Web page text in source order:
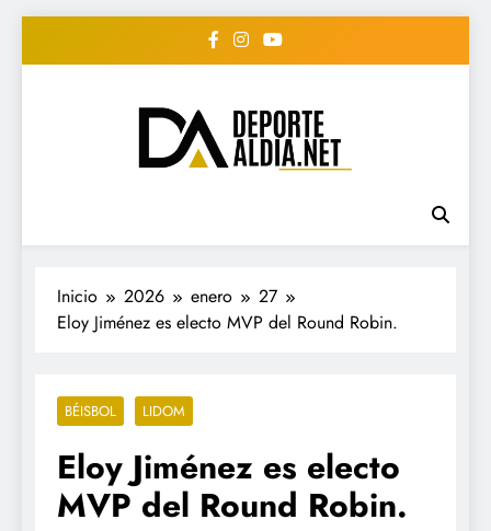
• DEPORTE AL DIA •
"Periodico Deportivo
Digital"
#deportealdiard #deportealdiaperiodico
Inicio 2026 enero
27
Eloy Jiménez es electo MVP del Round Robin.
BÉISBOL LIDOM
Eloy Jiménez es electo
MVP del Round Robin.